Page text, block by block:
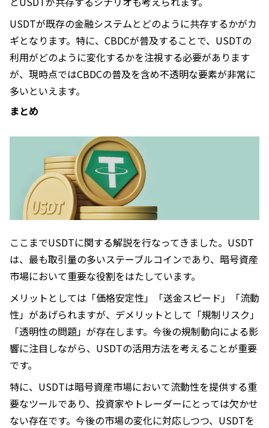
USDTが既存の金融システムとどのように共存するかがカ
ギとなります。特に、CBDCが普及することで、USDTの
利用がどのように変化するかを注視する必要があります
が、現時点ではCBDCの普及を含め不透明な要素が非常に
多いといえます。
まとめ
ここまでUSDTに関する解説を行なってきました。USDT
は、最も取引量の多いステーブルコインであり、暗号資産
市場において重要な役割をはたしています。
メリットとしては「価格安定性」「送金スピード」「流動
性」があげられますが、デメリットとして「規制リスク」
「透明性の問題」が存在します。今後の規制動向による影
響に注目しながら、USDTの活用方法を考えることが重要
です。
特に、USDTは暗号資産市場において流動性を提供する重
要なツールであり、投資家やトレーダーにとっては欠かせ
ない存在です。今後の市場の変化に対応しつつ、USDTを